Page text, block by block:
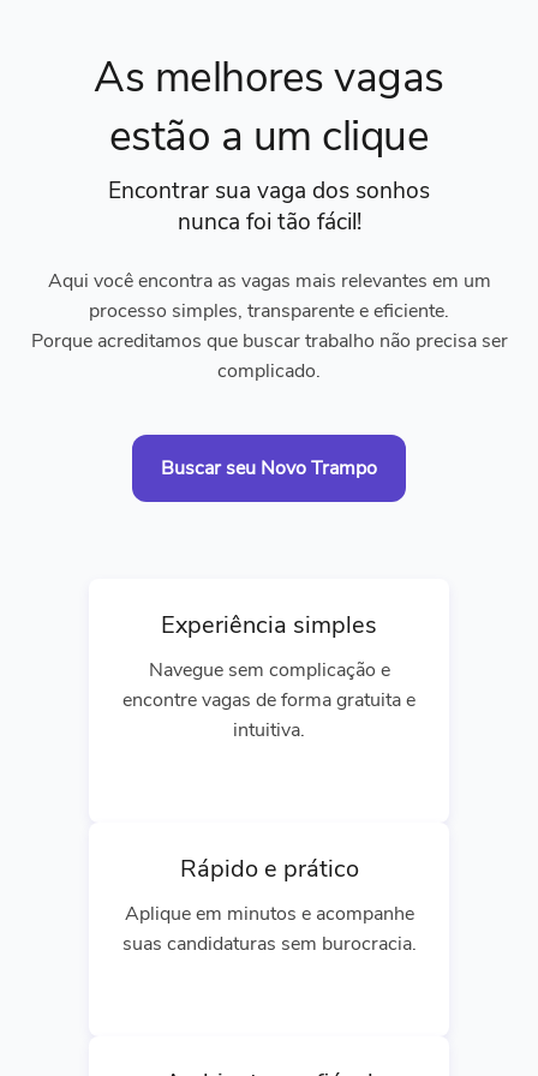
As melhores vagas
estão a um clique
Encontrar sua vaga dos sonhos
nunca foi tão fácil!
Aqui você encontra as vagas mais relevantes em um
processo simples, transparente e eficiente.
Porque acreditamos que buscar trabalho não precisa ser
complicado.
Buscar seu Novo Trampo
Experiência simples
Navegue sem complicação e
encontre vagas de forma gratuita e
intuitiva.
Rápido e prático
Aplique em minutos e acompanhe
suas candidaturas sem burocracia.